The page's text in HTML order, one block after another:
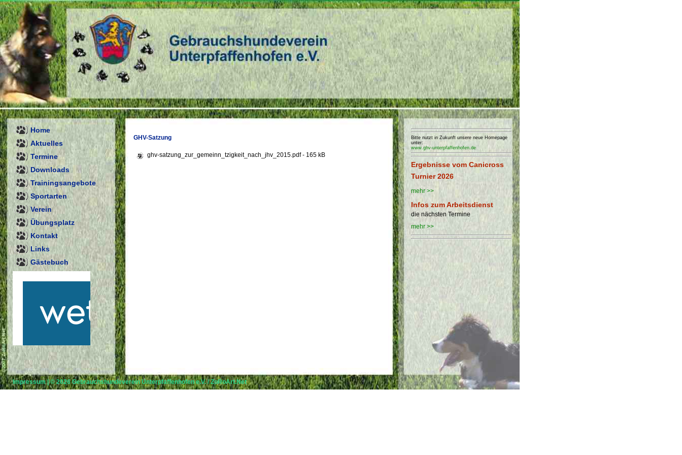
Home
Aktuelles
Termine
Downloads
Trainingsangebote
Sportarten
Verein
Übungsplatz
Kontakt
Links
Gästebuch
Bitte nutzt in Zukunft unsere neue Homepage
unter:
www.ghv-unterpfaffenhofen.de
Ergebnisse vom Canicross
Turnier 2026
mehr >>
Infos zum Arbeitsdienst
die nächsten Termine
mehr >>
GHV-Satzung
ghv-satzung_zur_gemeinn_tzigkeit_nach_jhv_2015.pdf - 165 kB
Impressum| © 2026Gebrauchshundeverein Unterpfaffenhofen e.V./ZoRoArt.Net